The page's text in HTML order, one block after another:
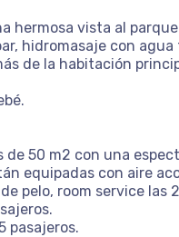
hermosa vista al
hidromasaje con
de la habitación
50 m2 con una
equipadas con aire
pelo, room service las
pasajeros.